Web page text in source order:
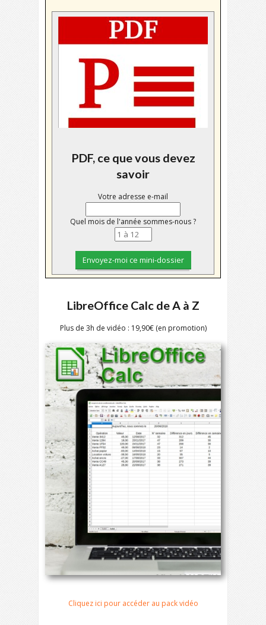
PDF, ce que vous devez
savoir
Votre adresse e-mail
Quel mois de l'année sommes-nous ?
LibreOffice Calc de A à Z
Plus de 3h de vidéo : 19,90€ (en promotion)
Cliquez ici pour accéder au pack vidéo